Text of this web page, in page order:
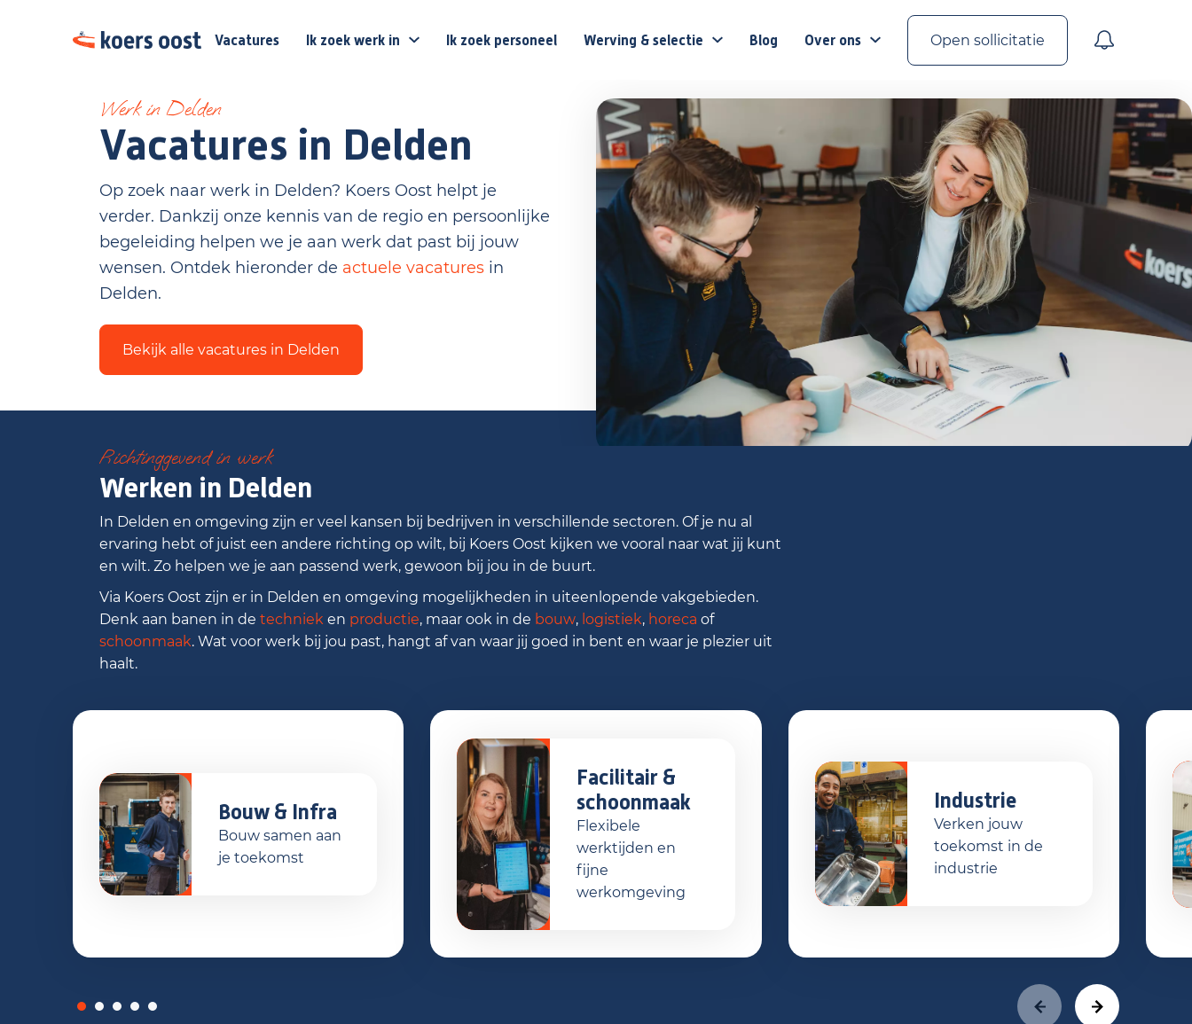
Vacatures Ik zoek werk in Ik zoek personeel Werving & selectie Blog Over ons Open sollicitatie
Werk in Delden
Vacatures in Delden
Op zoek naar werk in Delden? Koers Oost helpt je
verder. Dankzij onze kennis van de regio en persoonlijke
begeleiding helpen we je aan werk dat past bij jouw
wensen. Ontdek hieronder de actuele vacatures in
Delden.
Bekijk alle vacatures in Delden
Richtinggevend in werk
Werken in Delden
In Delden en omgeving zijn er veel kansen bij bedrijven in verschillende sectoren. Of je nu al
ervaring hebt of juist een andere richting op wilt, bij Koers Oost kijken we vooral naar wat jij kunt
en wilt. Zo helpen we je aan passend werk, gewoon bij jou in de buurt.
Via Koers Oost zijn er in Delden en omgeving mogelijkheden in uiteenlopende vakgebieden.
Denk aan banen in de techniek en productie, maar ook in de bouw, logistiek, horeca of
schoonmaak. Wat voor werk bij jou past, hangt af van waar jij goed in bent en waar je plezier uit
haalt.
Bouw & Infra
Bouw samen aan
je toekomst
Facilitair &
schoonmaak
Flexibele
werktijden en
fijne
werkomgeving
Industrie
Verken jouw
toekomst in de
industrie